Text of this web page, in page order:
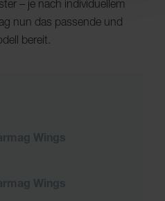
– je nach individuellem
nun das passende und
bereit.